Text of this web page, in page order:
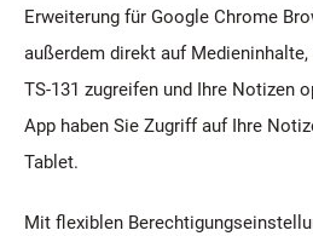
Erweiterung für Google Chrome
außerdem direkt auf
TS-131 zugreifen und Ihre Notizen
App haben Sie Zugriff auf Ihre
Tablet.
Mit flexiblen